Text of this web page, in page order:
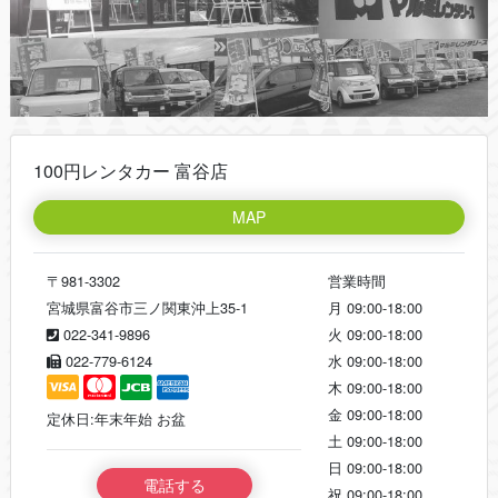
100円レンタカー 富谷店
MAP
〒981-3302
宮城県富谷市三ノ関東沖上35-1
022-341-9896
022-779-6124
定休日:年末年始 お盆
電話する
営業時間
月 09:00-18:00
火 09:00-18:00
水 09:00-18:00
木 09:00-18:00
金 09:00-18:00
土 09:00-18:00
日 09:00-18:00